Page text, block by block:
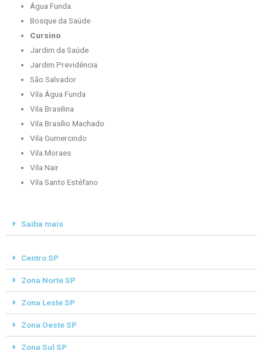
Água Funda
Bosque da Saúde
Cursino
Jardim da Saúde
Jardim Previdência
São Salvador
Vila Água Funda
Vila Brasilina
Vila Brasílio Machado
Vila Gumercindo
Vila Moraes
Vila Nair
Vila Santo Estéfano
Saiba mais
Centro SP
Zona Norte SP
Zona Leste SP
Zona Oeste SP
Zona Sul SP